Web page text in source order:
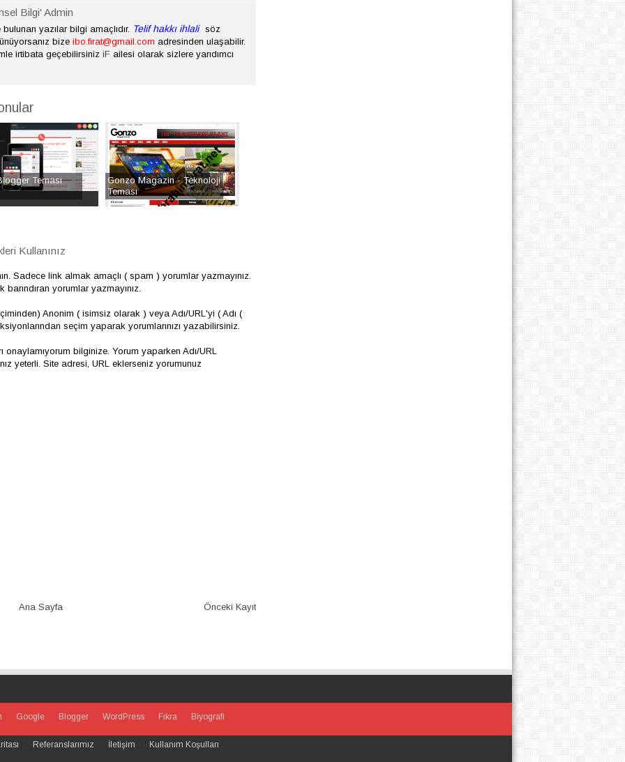
Bilgi' Admin
yazılar bilgi amaçlıdır. Telif hakkı ihlali
söz
bize ibo.firat@gmail.com adresinden ulaşabilir.
irtibata geçebilirsiniz iF ailesi olarak sizlere yarıdımcı
Teması
Gonzo Magazin - Teknoloji
Teması
Kullanınız
Sadece link almak amaçlı ( spam ) yorumlar yazmayınız.
yorumlar yazmayınız.
Anonim ( isimsiz olarak ) veya Adı/URL'yi ( Adı (
seçim yaparak yorumlarınızı yazabilirsiniz.
bilginize. Yorum yaparken Adı/URL
yeterli. Site adresi, URL eklerseniz yorumunuz
Önceki Kayıt
Ana Sayfa
Google Blogger WordPress Fıkra Biyografi
Referanslarımız İletişim Kullanım Koşulları